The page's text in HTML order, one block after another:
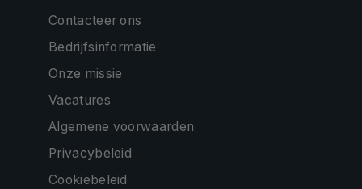
Contacteer ons
Bedrijfsinformatie
Onze missie
Vacatures
Algemene voorwaarden
Privacybeleid
Cookiebeleid